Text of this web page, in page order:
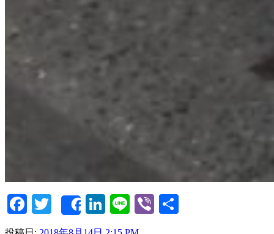
Facebook
TwitterShareLinkedIn
LineViber